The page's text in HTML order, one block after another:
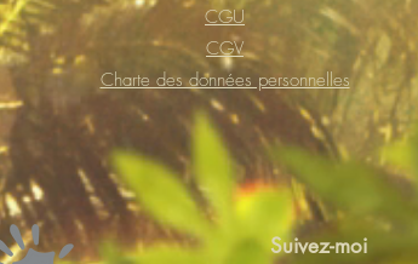
CGU
CGV
Charte des données personnelles
Suivez-moi